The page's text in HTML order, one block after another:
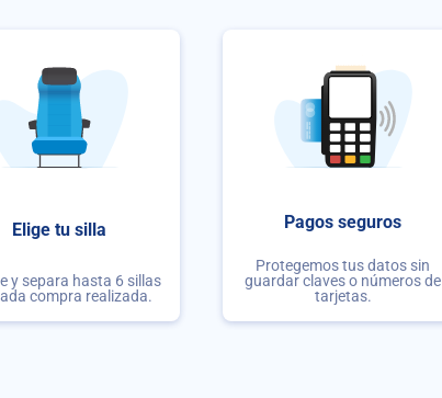
Elige tu silla
y separa hasta 6 sillas
compra realizada.
Pagos seguros
Protegemos tus datos sin
guardar claves o números de
tarjetas.